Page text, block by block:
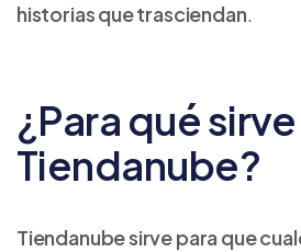
historias que trasciendan.
¿Para qué sirve
Tiendanube?
Tiendanube sirve para que